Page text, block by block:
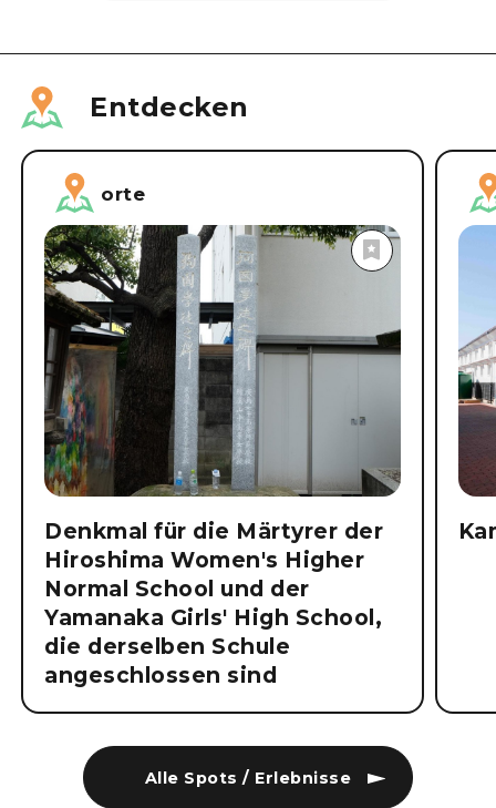
Entdecken
Alle Spots / Erlebnisse
orte
Denkmal für die Märtyrer der
Hiroshima Women's Higher
Normal School und der
Yamanaka Girls' High School,
die derselben Schule
angeschlossen sind